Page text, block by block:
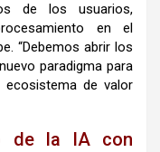
de los usuarios,
en el
“Debemos abrir los
paradigma para
de valor
de la IA con